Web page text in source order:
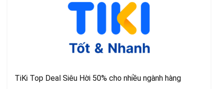
TiKi Top Deal Siêu Hời 50% cho nhiều ngành hàng